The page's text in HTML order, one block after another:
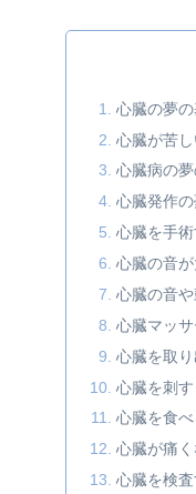
心臓の夢
心臓が苦
心臓病の
心臓発作
心臓を手
心臓の音
心臓の音
心臓マッ
心臓を取
心臓を刺
心臓を食
心臓が痛
心臓を検